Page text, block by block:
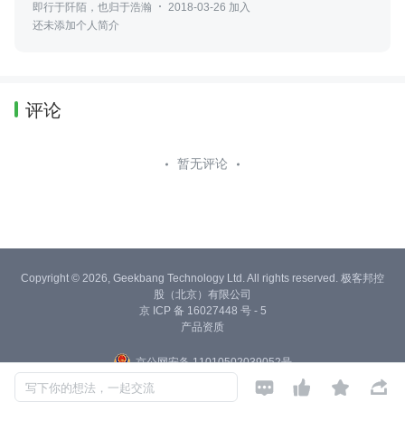
即行于阡陌，也归于浩瀚
2018-03-26 加入
还未添加个人简介
评论
暂无评论
写下你的想法，一起交流    
Copyright © 2026, Geekbang Technology Ltd. All rights reserved. 极客邦控
股（北京）有限公司
京 ICP 备 16027448 号 - 5
产品资质
京公网安备 11010502039052号